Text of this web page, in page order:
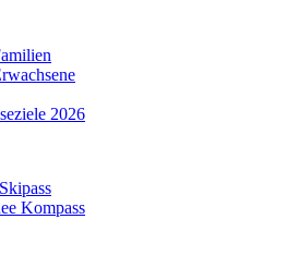
2026
Kompass